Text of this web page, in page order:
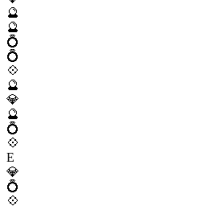
🔮
🔮
💍
💍
💠
🔮
💎
🔮
💍
💠
E
💎
💍
💠